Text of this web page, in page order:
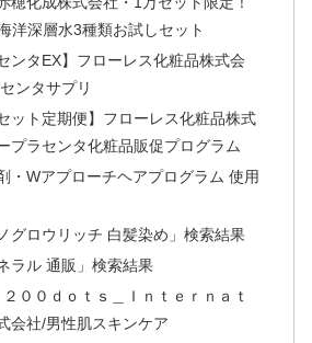
洋深層水3種類お試しセット
ンタEX】フローレス化粧品株式会
ンタサプリ
ット定期便】フローレス化粧品株式
プラセンタ化粧品販促プログラム
・Wアプローチヘアプログラム 使用
グロウリッチ 白髪染め」検索結果
ラル 通販」検索結果
２００ｄｏｔｓ＿Ｉｎｔｅｒｎａｔ
会社/男性肌スキンケア